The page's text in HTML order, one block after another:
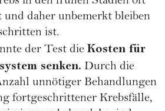
und daher unbemerkt bleiben
ist.
der Test die Kosten für
senken. Durch die
unnötiger Behandlungen
fortgeschrittener Krebsfälle,